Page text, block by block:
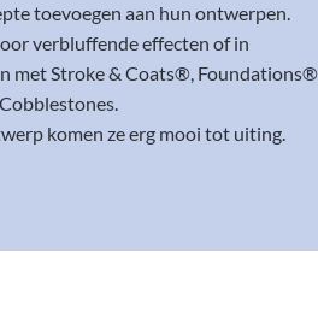
toevoegen aan hun ontwerpen.
verbluffende effecten of in
met Stroke & Coats®, Foundations®
komen ze erg mooi tot uiting.